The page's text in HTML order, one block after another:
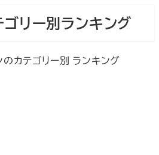
リー別ランキング
カテゴリー別 ランキング